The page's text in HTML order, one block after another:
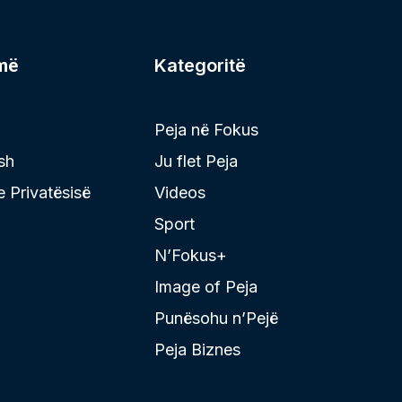
Privatësisë
Kategoritë
Peja në Fokus
Ju flet Peja
Videos
Sport
N’Fokus+
Image of Peja
Punësohu n’Pejë
Peja Biznes